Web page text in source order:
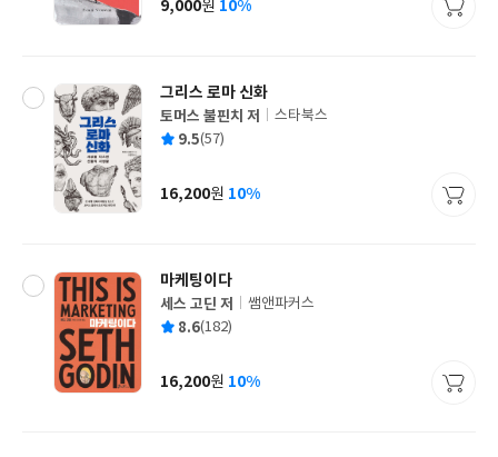
가
9,000원 10%
그리스 로마 신화
글
쓴
토머스 불핀치 저
출
사
스타북스
평 9.5(57)
가
16,200원 10%
마케팅이다
글
쓴
세스 고딘 저
출
사
쌤앤파커스
평 8.6(182)
가
16,200원 10%